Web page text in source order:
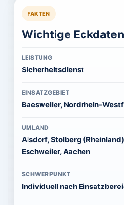
FAKTEN
Wichtige Eckdaten
LEISTUNG
Sicherheitsdienst
EINSATZGEBIET
Baesweiler, Nordrhein-
UMLAND
Alsdorf, Stolberg
Eschweiler, Aachen
SCHWERPUNKT
Individuell nach